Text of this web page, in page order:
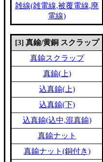
雑線(雑電線,被覆電線,廃
電線)
[3] 真鍮/黄銅 スクラップ
真鍮スクラップ
真鍮(上)
込真鍮(上)
込真鍮(下)
込真鍮(込中,混真鍮)
真鍮ナット
真鍮ナット(銅付き)